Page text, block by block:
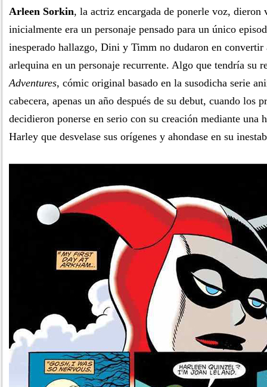
Arleen Sorkin, la actriz encargada de ponerle voz, dieron
inicialmente era un personaje pensado para un único
inesperado hallazgo, Dini y Timm no dudaron en convertir
arlequina en un personaje recurrente. Algo que tendría su
Adventures, cómic original basado en la susodicha serie
cabecera, apenas un año después de su debut, cuando los
decidieron ponerse en serio con su creación mediante una
Harley que desvelase sus orígenes y ahondase en su